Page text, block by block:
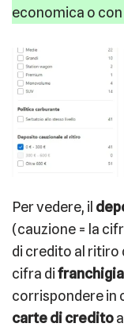
economica o
Per vedere, il
(cauzione = la
di credito al ritiro
cifra difranchigia
corrispondere in
carte di credito